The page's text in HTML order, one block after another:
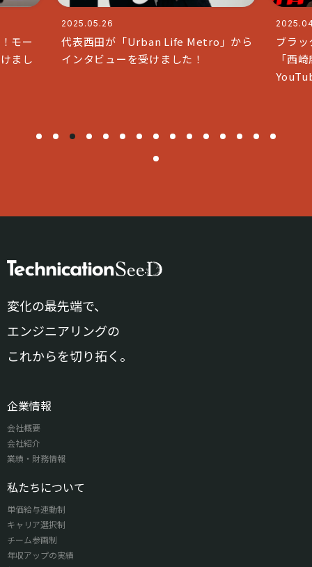
Life Metro」から
した！
ブラックな社長で人気のチャンネル
「西崎康平 ブラックな社長」と
変化の最先端で、
エンジニアリングの
これからを切り拓く。
企業情報
会社概要
会社紹介
業績・財務情報
私たちについて
単価給与連動制
キャリア選択制
チーム参画制
年収アップの実績